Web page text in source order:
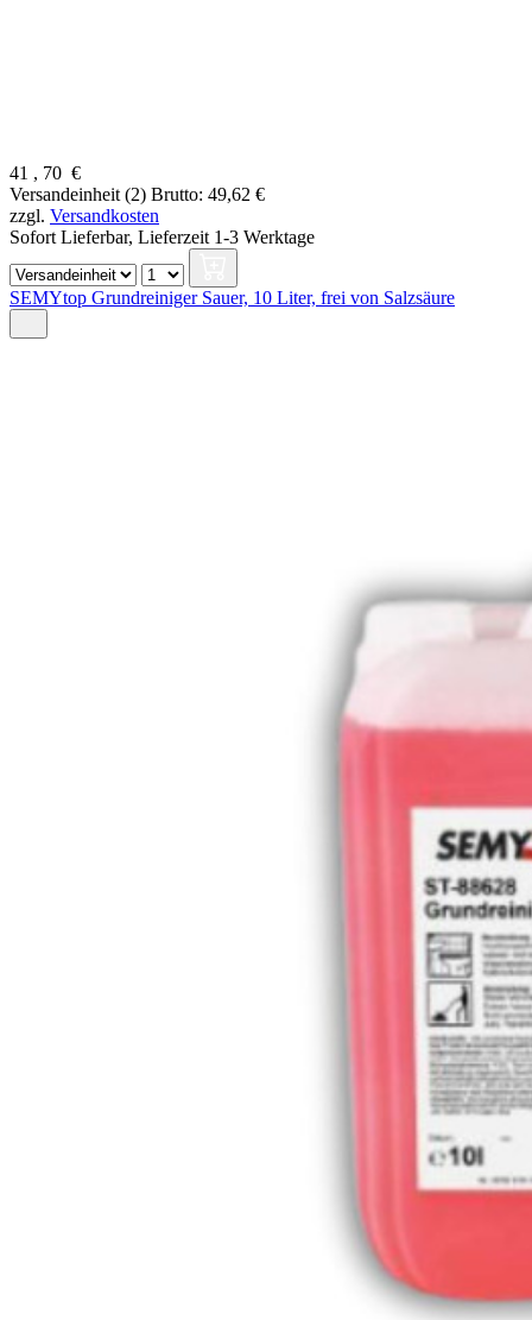
41 , 70 €
Versandeinheit (2) Brutto: 49,62 €
zzgl. Versandkosten
Sofort Lieferbar, Lieferzeit 1-3 Werktage
SEMYtop Grundreiniger Sauer, 10 Liter, frei von Salzsäure